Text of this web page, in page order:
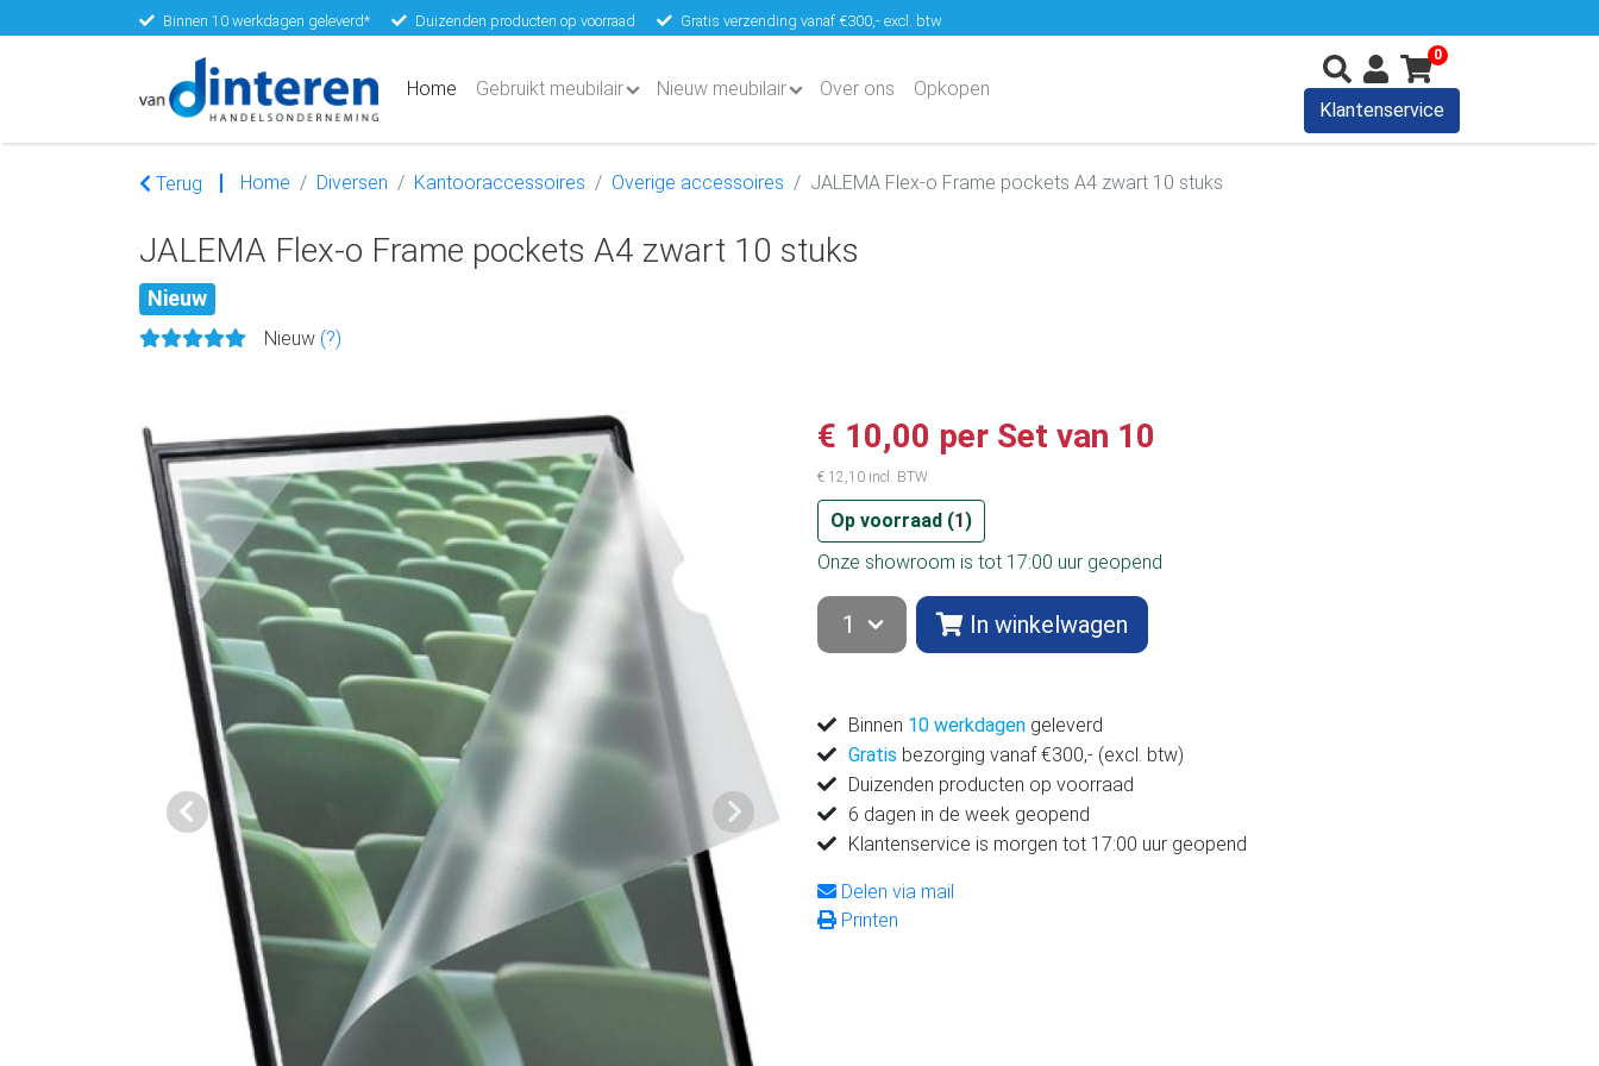
Binnen 10 werkdagen geleverd* Duizenden producten op voorraad Gratis verzending vanaf €300,- excl. btw
Home (current)
Gebruikt meubilair Nieuw meubilair Over ons Opkopen
0
Klantenservice
Terug Home Diversen Kantooraccessoires Overige accessoires JALEMA Flex-o Frame pockets A4 zwart 10 stuks
JALEMA Flex-o Frame pockets A4 zwart 10 stuks
Nieuw
Nieuw (?)
Vorige Volgende
€ 10,00 per Set van 10
€ 12,10 incl. BTW
Op voorraad (1)
Onze showroom is tot 17:00 uur geopend
In winkelwagen
Binnen 10 werkdagen geleverd
Gratis bezorging vanaf €300,- (excl. btw)
Duizenden producten op voorraad
6 dagen in de week geopend
Klantenservice is morgen tot 17:00 uur geopend
Delen via mail
Printen